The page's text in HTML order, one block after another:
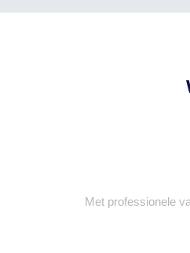
Met professionele